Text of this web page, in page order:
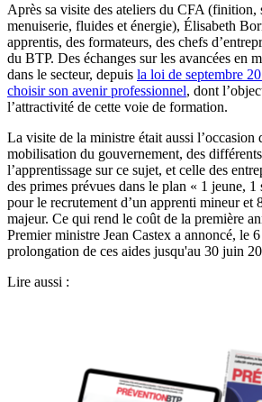
Après sa visite des ateliers du CFA (finition,
menuiserie, fluides et énergie), Élisabeth
apprentis, des formateurs, des chefs
du BTP. Des échanges sur les avancées en
dans le secteur, depuis la loi de septembre
choisir son avenir professionnel, dont
l’attractivité de cette voie de formation.
La visite de la ministre était aussi l’occasion
mobilisation du gouvernement, des
l’apprentissage sur ce sujet, et celle des
des primes prévues dans le plan « 1 jeune,
pour le recrutement d’un apprenti mineur et
majeur. Ce qui rend le coût de la première
Premier ministre Jean Castex a annoncé, le
prolongation de ces aides jusqu'au 30 juin
Lire aussi :